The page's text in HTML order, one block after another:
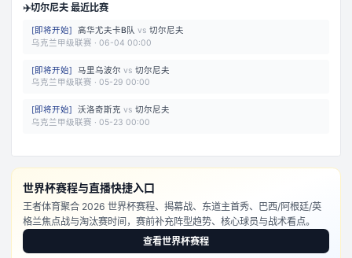
✈️切尔尼夫 最近比赛
[即将开始] 高华尤夫卡B队 vs 切尔尼夫
乌克兰甲级联赛 · 06-04 00:00
[即将开始] 马里乌波尔 vs 切尔尼夫
乌克兰甲级联赛 · 05-29 00:00
[即将开始] 沃洛奇斯克 vs 切尔尼夫
乌克兰甲级联赛 · 05-23 00:00
世界杯赛程与直播快捷入口
王者体育聚合 2026 世界杯赛程、揭幕战、东道主首秀、巴西/阿根廷/英
格兰焦点战与淘汰赛时间，赛前补充阵型趋势、核心球员与战术看点。
查看世界杯赛程